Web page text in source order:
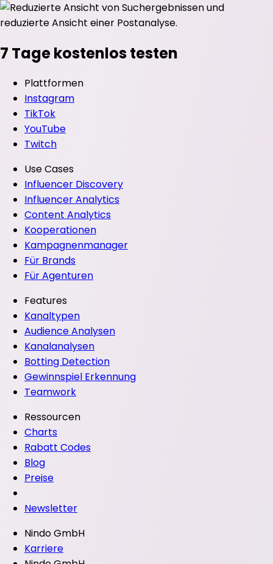
7 Tage kostenlos testen
Plattformen
Instagram
TikTok
YouTube
Twitch
Use Cases
Influencer Discovery
Influencer Analytics
Content Analytics
Kooperationen
Kampagnenmanager
Für Brands
Für Agenturen
Features
Kanaltypen
Audience Analysen
Kanalanalysen
Botting Detection
Gewinnspiel Erkennung
Teamwork
Ressourcen
Charts
Rabatt Codes
Blog
Preise
Newsletter
Nindo GmbH
Karriere